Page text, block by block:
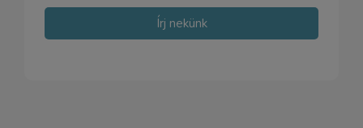
Írj nekünk